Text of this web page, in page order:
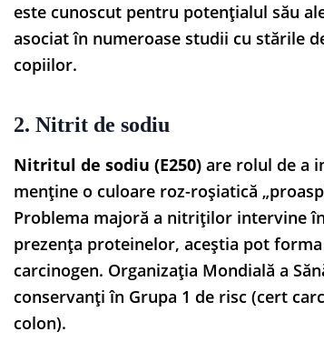
este cunoscut pentru potențialul său
asociat în numeroase studii cu stările
copiilor.
2. Nitrit de sodiu
Nitritul de sodiu (E250) are rolul de a
menține o culoare roz-roșiatică
Problema majoră a nitriților intervine
prezența proteinelor, aceștia pot forma
carcinogen. Organizația Mondială a
conservanți în Grupa 1 de risc (cert
colon).